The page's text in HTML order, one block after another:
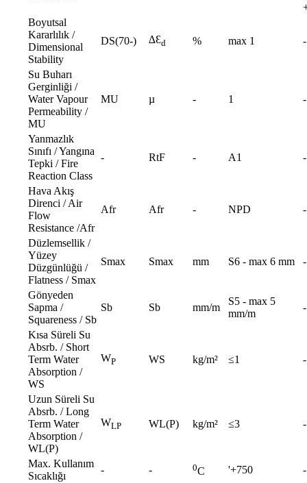
Boyutsal
Kararlılık /
Dimensional
Stability
DS(70-) ∆Ɛd % max 1 -
Su Buharı
Gerginliği /
Water Vapour
Permeability /
MU
MU µ - 1 -
Yanmazlık
Sınıfı / Yangına
Tepki / Fire
Reaction Class
- RtF - A1 -
Hava Akış
Direnci / Air
Flow
Resistance /Afr
Afr Afr - NPD -
Düzlemsellik /
Yüzey
Düzgünlüğü /
Flatness / Smax
Smax Smax mm S6 - max 6 mm -
Gönyeden
Sapma /
Squareness / Sb
Sb Sb mm/m
S5 - max 5
mm/m
-
Kısa Süreli Su
Absrb. / Short
Term Water
Absorption /
WS
WP WS kg/m² ≤1 -
Uzun Süreli Su
Absrb. / Long
Term Water
Absorption /
WL(P)
WLP WL(P) kg/m² ≤3 -
Max. Kullanım
Sıcaklığı
- - 0C '+750
-